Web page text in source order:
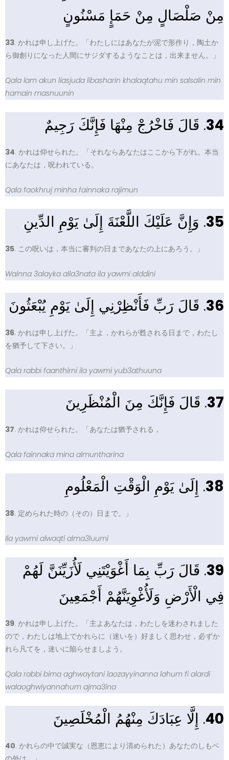
مِنْ صَلْصَالٍ مِنْ حَمَإٍ مَسْنُونٍ
33. かれは申し上げた。「わたしにはあなたが泥で形作り，陶土か
ら御創りになった人間にサジダするようなことは，出来ません。」
Qala lam akun liasjuda libasharin khalaqtahu min salsalin min
hamain masnuunin
34. قَالَ فَاخْرُجْ مِنْهَا فَإِنَّكَ رَجِيمٌ
34. かれは仰せられた。「それならあなたはここから下がれ。本当
にあなたは，呪われている。
Qala faokhruj minha fainnaka rajimun
35. وَإِنَّ عَلَيْكَ اللَّعْنَةَ إِلَىٰ يَوْمِ الدِّينِ
35. この呪いは，本当に審判の日まであなたの上にあろう。」
Wainna 3alayka alla3nata ila yawmi alddini
36. قَالَ رَبِّ فَأَنْظِرْنِي إِلَىٰ يَوْمِ يُبْعَثُونَ
36. かれは申し上げた。「主よ，かれらが甦される日まで，わたし
を猶予して下さい。」
Qala rabbi faanthirni ila yawmi yub3athuuna
37. قَالَ فَإِنَّكَ مِنَ الْمُنْظَرِينَ
37. かれは仰せられた。「あなたは猶予される，
Qala fainnaka mina almuntharina
38. إِلَىٰ يَوْمِ الْوَقْتِ الْمَعْلُومِ
38. 定められた時の（その）日まで。」
Ila yawmi alwaqti alma3luumi
39. قَالَ رَبِّ بِمَا أَغْوَيْتَنِي لَأُزَيِّنَنَّ لَهُمْ
فِي الْأَرْضِ وَلَأُغْوِيَنَّهُمْ أَجْمَعِينَ
39. かれは申し上げた。「主よあなたは，わたしを迷わされました
ので，わたしは地上でかれらに（迷いを）好ましく思わせ，必ずか
れら凡てを，迷いに陥らせましよう。
Qala rabbi bima aghwaytani laozayyinanna lahum fi alardi
walaoghwiyannahum ajma3ina
40. إِلَّا عِبَادَكَ مِنْهُمُ الْمُخْلَصِينَ
40. かれらの中で誠実な（恩恵により清められた）あなたのしもベ